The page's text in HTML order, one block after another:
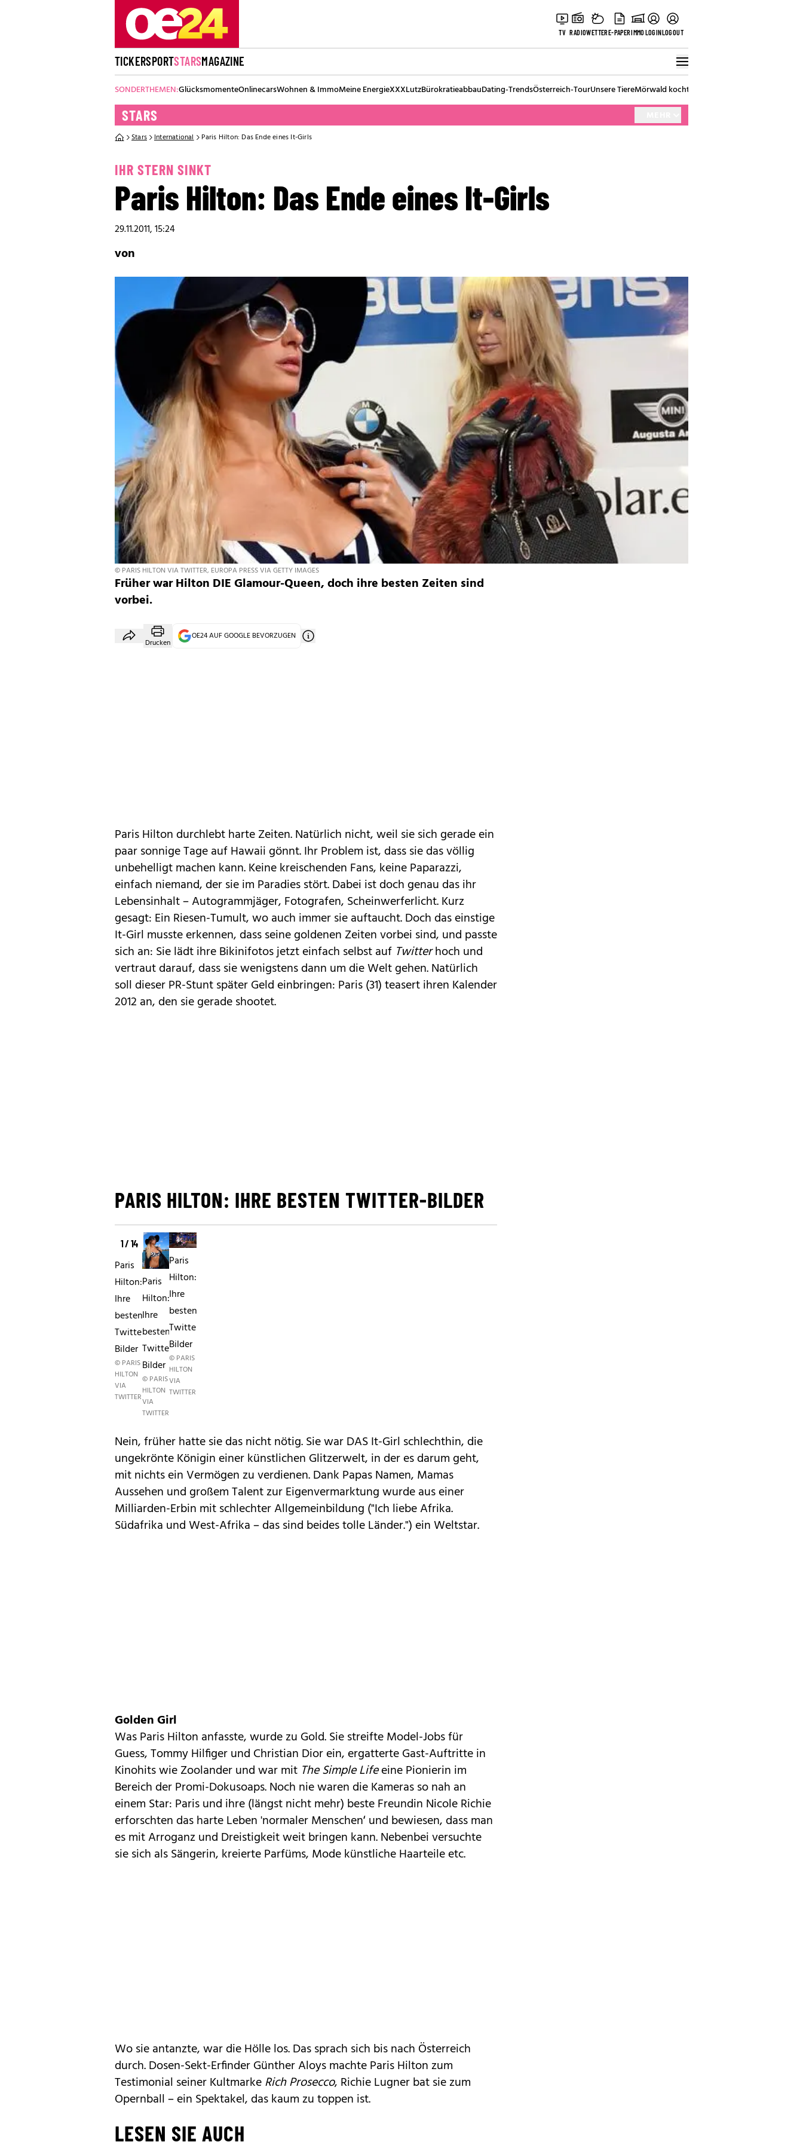
TV RADIOWETTERE-PAPERIMMOLOGINLOGOUT
TICKERSPORTSTARSMAGAZINE
SONDERTHEMEN:GlücksmomenteOnlinecarsWohnen & ImmoMeine EnergieXXXLutzBürokratieabbauDating-TrendsÖsterreich-TourUnsere TiereMörwald kocht
STARS
Stars International Paris Hilton: Das Ende eines It-Girls
IHR STERN SINKT
Paris Hilton: Das Ende eines It-Girls
29.11.2011, 15:24
von
© PARIS HILTON VIA TWITTER, EUROPA PRESS VIA GETTY IMAGES
Früher war Hilton DIE Glamour-Queen, doch ihre besten Zeiten sind
vorbei.
Drucken
OE24 AUF GOOGLE BEVORZUGEN
Paris Hiltondurchlebt harte Zeiten. Natürlich nicht, weil sie sich gerade ein
paar sonnige Tage auf Hawaii gönnt. Ihr Problem ist, dass sie das völlig
unbehelligt machen kann. Keine kreischenden Fans, keine Paparazzi,
einfach niemand, der sie im Paradies stört. Dabei ist doch genau das ihr
Lebensinhalt – Autogrammjäger, Fotografen, Scheinwerferlicht. Kurz
gesagt: Ein Riesen-Tumult, wo auch immer sie auftaucht. Doch das einstige
It-Girl musste erkennen, dass seine goldenen Zeiten vorbei sind, und passte
sich an: Sie lädt ihre Bikinifotos jetzt einfach selbst auf Twitterhoch und
vertraut darauf, dass sie wenigstens dann um die Welt gehen. Natürlich
soll dieser PR-Stunt später Geld einbringen: Paris (31) teasert ihren Kalender
2012 an, den sie gerade shootet.
PARIS HILTON: IHRE BESTEN TWITTER-BILDER
1 / 14
Paris
Hilton:
Ihre
besten
Twitter-
Bilder
© PARIS
HILTON
VIA
TWITTER
Paris
Hilton:
Ihre
besten
Twitter-
Bilder
© PARIS
HILTON
VIA
TWITTER
Paris
Hilton:
Ihre
besten
Twitter-
Bilder
© PARIS
HILTON
VIA
TWITTER
Nein, früher hatte sie das nicht nötig. Sie war DAS It-Girl schlechthin, die
ungekrönte Königin einer künstlichen Glitzerwelt, in der es darum geht,
mit nichts ein Vermögen zu verdienen. Dank Papas Namen, Mamas
Aussehen und großem Talent zur Eigenvermarktung wurde aus einer
Milliarden-Erbin mit schlechter Allgemeinbildung ("Ich liebe Afrika.
Südafrika und West-Afrika – das sind beides tolle Länder.") ein Weltstar.
Golden Girl
WasParis Hilton anfasste, wurde zu Gold. Sie streifte Model-Jobs für
Guess, Tommy Hilfiger und Christian Dior ein, ergatterte Gast-Auftritte in
Kinohits wie Zoolander und war mit The Simple Lifeeine Pionierin im
Bereich der Promi-Dokusoaps. Noch nie waren die Kameras so nah an
einem Star: Paris und ihre (längst nicht mehr) beste Freundin Nicole Richie
erforschten das harte Leben 'normaler Menschen‘ und bewiesen, dass man
es mit Arroganz und Dreistigkeit weit bringen kann. Nebenbei versuchte
sie sich als Sängerin, kreierte Parfüms, Mode künstliche Haarteile etc.
Wo sie antanzte, war die Hölle los. Das sprach sich bis nach Österreich
durch. Dosen-Sekt-Erfinder Günther Aloys machte Paris Hilton zum
Testimonial seiner KultmarkeRich Prosecco, Richie Lugner bat sie zum
Opernball – ein Spektakel, das kaum zu toppen ist.
LESEN SIE AUCH